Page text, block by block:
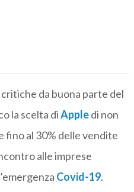
da buona parte del
la scelta diAppledi non
fino al 30% delle vendite
alle imprese
Covid-19.